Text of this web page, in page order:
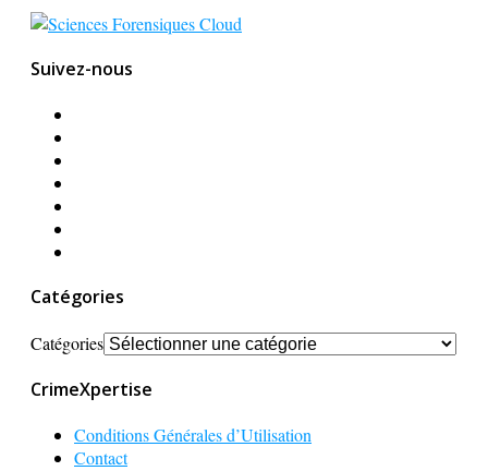
Suivez-nous
Catégories
Catégories
CrimeXpertise
Conditions Générales d’Utilisation
Contact